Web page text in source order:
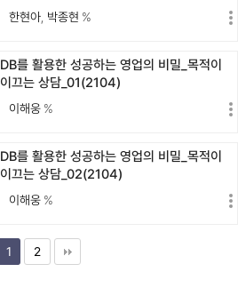
한현아 박종현 %
DB를 활용한 성공하는 영업의 비밀_목적이
이끄는 상담_01(2104)
이해웅 %
DB를 활용한 성공하는 영업의 비밀_목적이
이끄는 상담_02(2104)
이해웅 %
1 2